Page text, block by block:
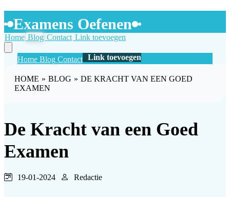
Examens Oefenen
Home Blog Contact Link toevoegen
HomeBlogContact Link toevoegen
HOME » BLOG » DE KRACHT VAN EEN GOED
EXAMEN
De Kracht van een Goed
Examen
19-01-2024 Redactie